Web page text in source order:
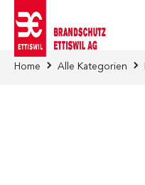
Home Alle Kategorien